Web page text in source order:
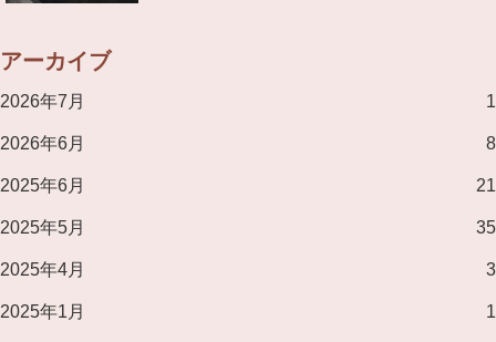
アーカイブ
2026年7月 1
2026年6月 8
2025年6月 21
2025年5月 35
2025年4月 3
2025年1月 1